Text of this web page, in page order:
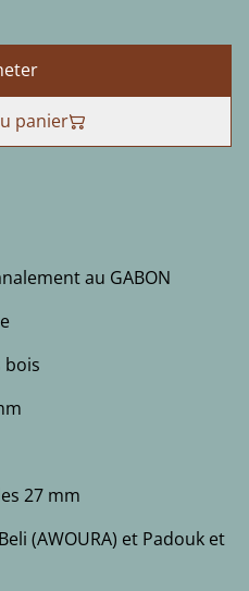
panier
au GABON
bois
27 mm
(AWOURA) et Padouk et